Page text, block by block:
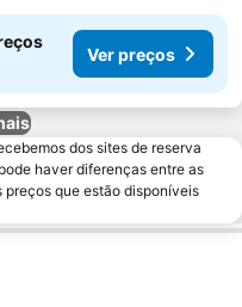
Ver preços
dos sites de reserva
haver diferenças entre as
que estão disponíveis